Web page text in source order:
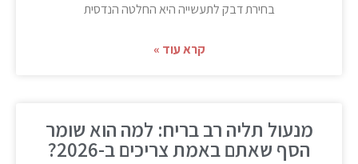
בחירת דבק לתעשייה היא החלטה הנדסית
קרא עוד »
מנעול תליה רב בריח: למה הוא שומר
הסף שאתם באמת צריכים ב-2026?